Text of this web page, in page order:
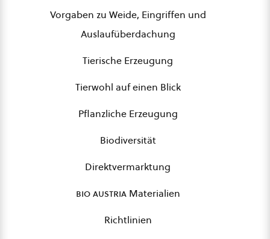
Vorgaben zu Weide, Eingriffen und
Auslaufüberdachung
Tierische Erzeugung
Tierwohl auf einen Blick
Pflanzliche Erzeugung
Biodiversität
Direktvermarktung
bio austriaMaterialien
Richtlinien